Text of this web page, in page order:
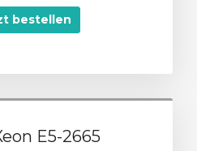
bestellen
E5-2665